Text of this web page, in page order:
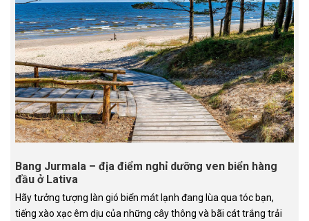
Bang Jurmala – địa điểm nghỉ dưỡng ven biển hàng
đầu ở Lativa
Hãy tưởng tượng làn gió biển mát lạnh đang lùa qua tóc bạn,
tiếng xào xạc êm dịu của những cây thông và bãi cát trắng trải